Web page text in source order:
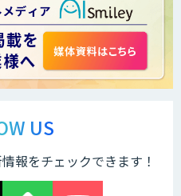
/AI開発/コンサルティング
US
報をチェックできます！